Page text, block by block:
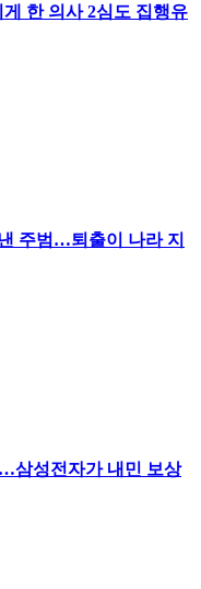
한 의사 2심도 집행유
주범…퇴출이 나라 지
삼성전자가 내민 보상